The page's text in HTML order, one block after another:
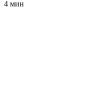
4 мин